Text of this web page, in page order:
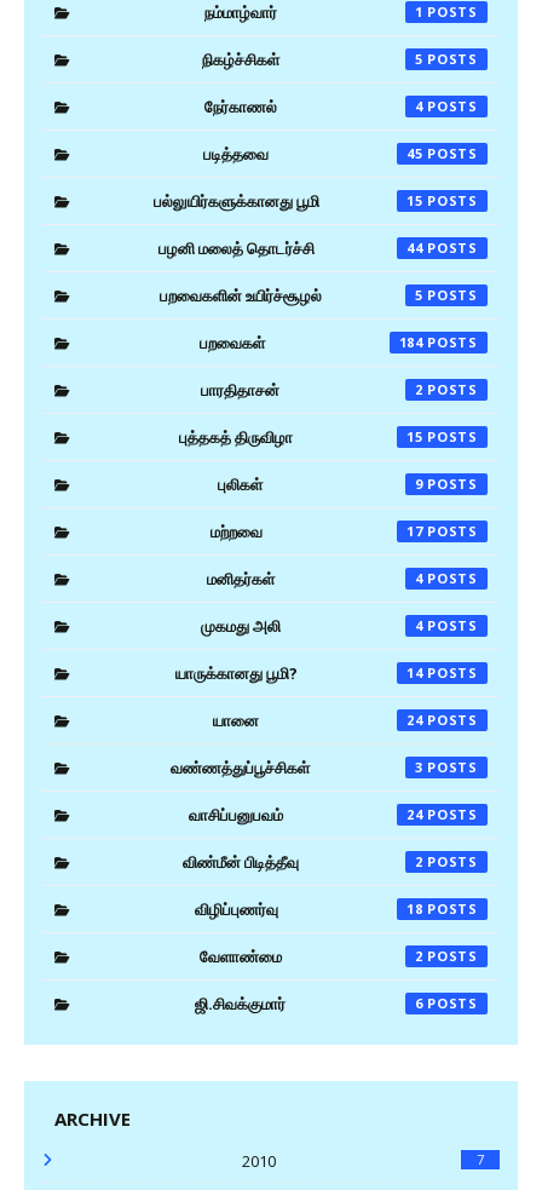
நம்மாழ்வார் 1
நிகழ்ச்சிகள் 5
நேர்காணல் 4
படித்தவை 45
பல்லுயிர்களுக்கானது பூமி 15
பழனி மலைத் தொடர்ச்சி 44
பறவைகளின் உயிர்ச்சூழல் 5
பறவைகள் 184
பாரதிதாசன் 2
புத்தகத் திருவிழா 15
புலிகள் 9
மற்றவை 17
மனிதர்கள் 4
முகமது அலி 4
யாருக்கானது பூமி? 14
யானை 24
வண்ணத்துப்பூச்சிகள் 3
வாசிப்பனுபவம் 24
விண்மீன் பிடித்தீவு 2
விழிப்புணர்வு 18
வேளாண்மை 2
ஜி.சிவக்குமார் 6
ARCHIVE
2010 7